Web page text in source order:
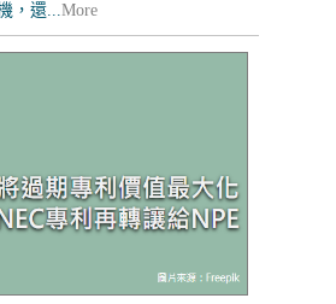
，還...More